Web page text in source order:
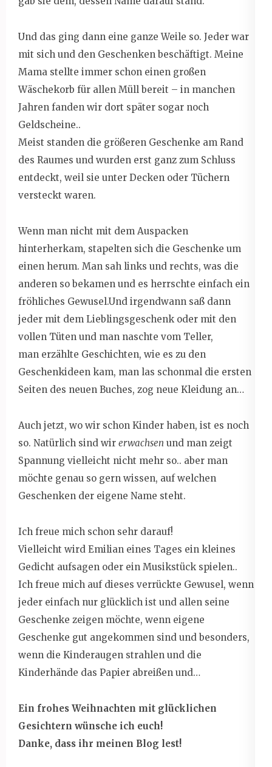
Und das ging dann eine ganze Weile so. Jeder war
mit sich und den Geschenken beschäftigt. Meine
Mama stellte immer schon einen großen
Wäschekorb für allen Müll bereit – in manchen
Jahren fanden wir dort später sogar noch
Geldscheine..
Meist standen die größeren Geschenke am Rand
des Raumes und wurden erst ganz zum Schluss
entdeckt, weil sie unter Decken oder Tüchern
versteckt waren.
Wenn man nicht mit dem Auspacken
hinterherkam, stapelten sich die Geschenke um
einen herum. Man sah links und rechts, was die
anderen so bekamen und es herrschte einfach ein
fröhliches Gewusel.Und irgendwann saß dann
jeder mit dem Lieblingsgeschenk oder mit den
vollen Tüten und man naschte vom Teller,
man erzählte Geschichten, wie es zu den
Geschenkideen kam, man las schonmal die ersten
Seiten des neuen Buches, zog neue Kleidung an…
Auch jetzt, wo wir schon Kinder haben, ist es noch
so. Natürlich sind wir erwachsen und man zeigt
Spannung vielleicht nicht mehr so.. aber man
möchte genau so gern wissen, auf welchen
Geschenken der eigene Name steht.
Ich freue mich schon sehr darauf!
Vielleicht wird Emilian eines Tages ein kleines
Gedicht aufsagen oder ein Musikstück spielen..
Ich freue mich auf dieses verrückte Gewusel, wenn
jeder einfach nur glücklich ist und allen seine
Geschenke zeigen möchte, wenn eigene
Geschenke gut angekommen sind und besonders,
wenn die Kinderaugen strahlen und die
Kinderhände das Papier abreißen und…
Ein frohes Weihnachten mit glücklichen
Gesichtern wünsche ich euch!
Danke, dass ihr meinen Blog lest!